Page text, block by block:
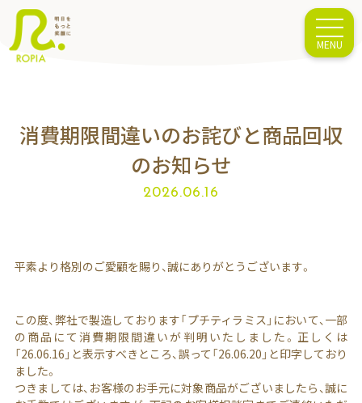
消費期限間違いのお詫びと商品回収
のお知らせ
2026.06.16
平素より格別のご愛顧を賜り、誠にありがとうございます。
この度、弊社で製造しております「プチティラミス」において、一部
の商品にて消費期限間違いが判明いたしました。正しくは
「26.06.16」と表示すべきところ、誤って「26.06.20」と印字しており
ました。
つきましては、お客様のお手元に対象商品がございましたら、誠に